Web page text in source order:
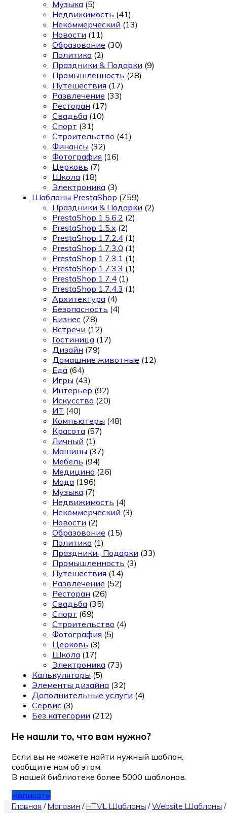
Музыка (5)
Недвижимость (41)
Некоммерческий (13)
Новости (11)
Образование (30)
Политика (2)
Праздники & Подарки (9)
Промышленность (28)
Путешествия (17)
Развлечение (33)
Ресторан (17)
Свадьба (10)
Спорт (31)
Строительство (41)
Финансы (32)
Фотография (16)
Церковь (7)
Школа (18)
Электроника (3)
Шаблоны PrestaShop (759)
Праздники & Подарки (2)
PrestaShop 1.5.6.2 (2)
PrestaShop 1.5.x (2)
PrestaShop 1.7.2.4 (1)
PrestaShop 1.7.3.0 (1)
PrestaShop 1.7.3.1 (1)
PrestaShop 1.7.3.3 (1)
PrestaShop 1.7.4 (1)
PrestaShop 1.7.4.3 (1)
Архитектура (4)
Безопасность (4)
Бизнес (78)
Встречи (12)
Гостиница (17)
Дизайн (79)
Домашние животные (12)
Еда (64)
Игры (43)
Интерьер (92)
Искусство (20)
ИТ (40)
Компьютеры (48)
Красота (57)
Личный (1)
Машины (37)
Мебель (94)
Медицина (26)
Мода (196)
Музыка (7)
Недвижимость (4)
Некоммерческий (3)
Новости (2)
Образование (15)
Политика (1)
Праздники , Подарки (33)
Промышленность (3)
Путешествия (14)
Развлечение (52)
Ресторан (26)
Свадьба (35)
Спорт (69)
Строительство (4)
Фотография (5)
Церковь (3)
Школа (17)
Электроника (73)
Калькуляторы (5)
Элементы дизайна (32)
Дополнительные услуги (4)
Сервис (3)
Без категории (212)
Не нашли то, что вам нужно?
Если вы не можете найти нужный шаблон,
сообщите нам об этом.
В нашей библиотеке более 5000 шаблонов.
Написать
Главная / Магазин / HTML Шаблоны /Website Шаблоны